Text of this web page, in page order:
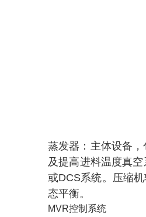
蒸发器：主体设备
及提高进料温度真空
或DCS系统。压缩
态平衡。
MVR控制系统